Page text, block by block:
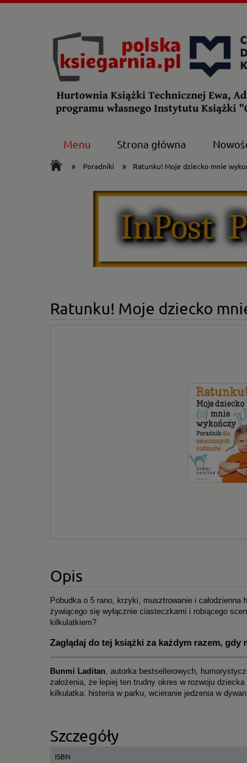
Menu Strona główna
» Poradniki » Ratunku! Moje dziecko mnie
Ratunku! Moje dziecko
Opis
Pobudka o 5 rano, krzyki, musztrowanie i całodzienna
żywiącego się wyłącznie ciasteczkami i robiącego
kilkulatkiem?
Zaglądaj do tej książki za każdym razem,
Bunmi Laditan , autorka bestsellerowych,
założenia, że lepiej ten trudny okres w rozwoju
kilkulatka: histeria w parku, wcieranie jedzenia w
Szczegóły
ISBN